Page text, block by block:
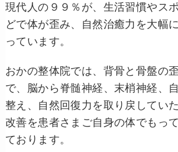
現代人の９９％が、生活習慣やス
どで体が歪み、自然治癒力を大幅
っています。
おかの整体院では、背骨と骨盤の
で、脳から脊髄神経、末梢神経、
整え、自然回復力を取り戻してい
改善を患者さまご自身の体でもっ
ております。